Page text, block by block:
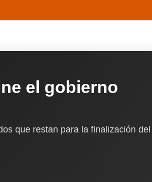
el gobierno
que restan para la finalización del